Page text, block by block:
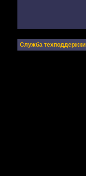
Служба техподдержки